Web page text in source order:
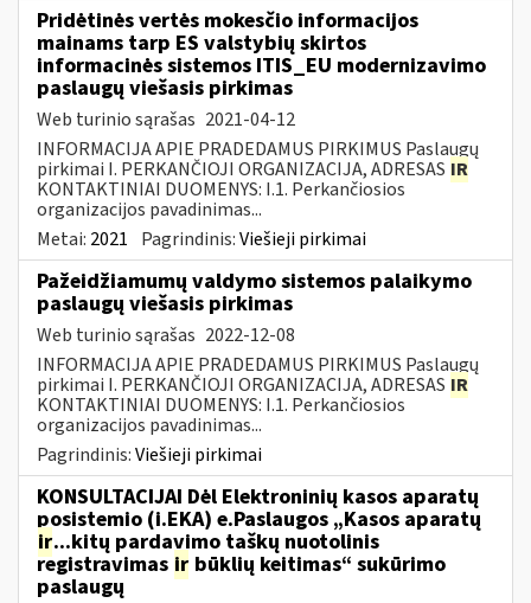
Pridėtinės vertės mokesčio informacijos
mainams tarp ES valstybių skirtos
informacinės sistemos ITIS_EU modernizavimo
paslaugų viešasis pirkimas
Web turinio sąrašas 2021-04-12
INFORMACIJA APIE PRADEDAMUS PIRKIMUS Paslaugų
pirkimai I. PERKANČIOJI ORGANIZACIJA, ADRESAS IR
KONTAKTINIAI DUOMENYS: I.1. Perkančiosios
organizacijos pavadinimas...
Metai: 2021 Pagrindinis:Viešieji pirkimai
Pažeidžiamumų valdymo sistemos palaikymo
paslaugų viešasis pirkimas
Web turinio sąrašas 2022-12-08
INFORMACIJA APIE PRADEDAMUS PIRKIMUS Paslaugų
pirkimai I. PERKANČIOJI ORGANIZACIJA, ADRESAS IR
KONTAKTINIAI DUOMENYS: I.1. Perkančiosios
organizacijos pavadinimas...
Pagrindinis:Viešieji pirkimai
KONSULTACIJAI Dėl Elektroninių kasos aparatų
posistemio (i.EKA) e.Paslaugos „Kasos aparatų
ir...kitų pardavimo taškų nuotolinis
registravimas ir būklių keitimas“ sukūrimo
paslaugų